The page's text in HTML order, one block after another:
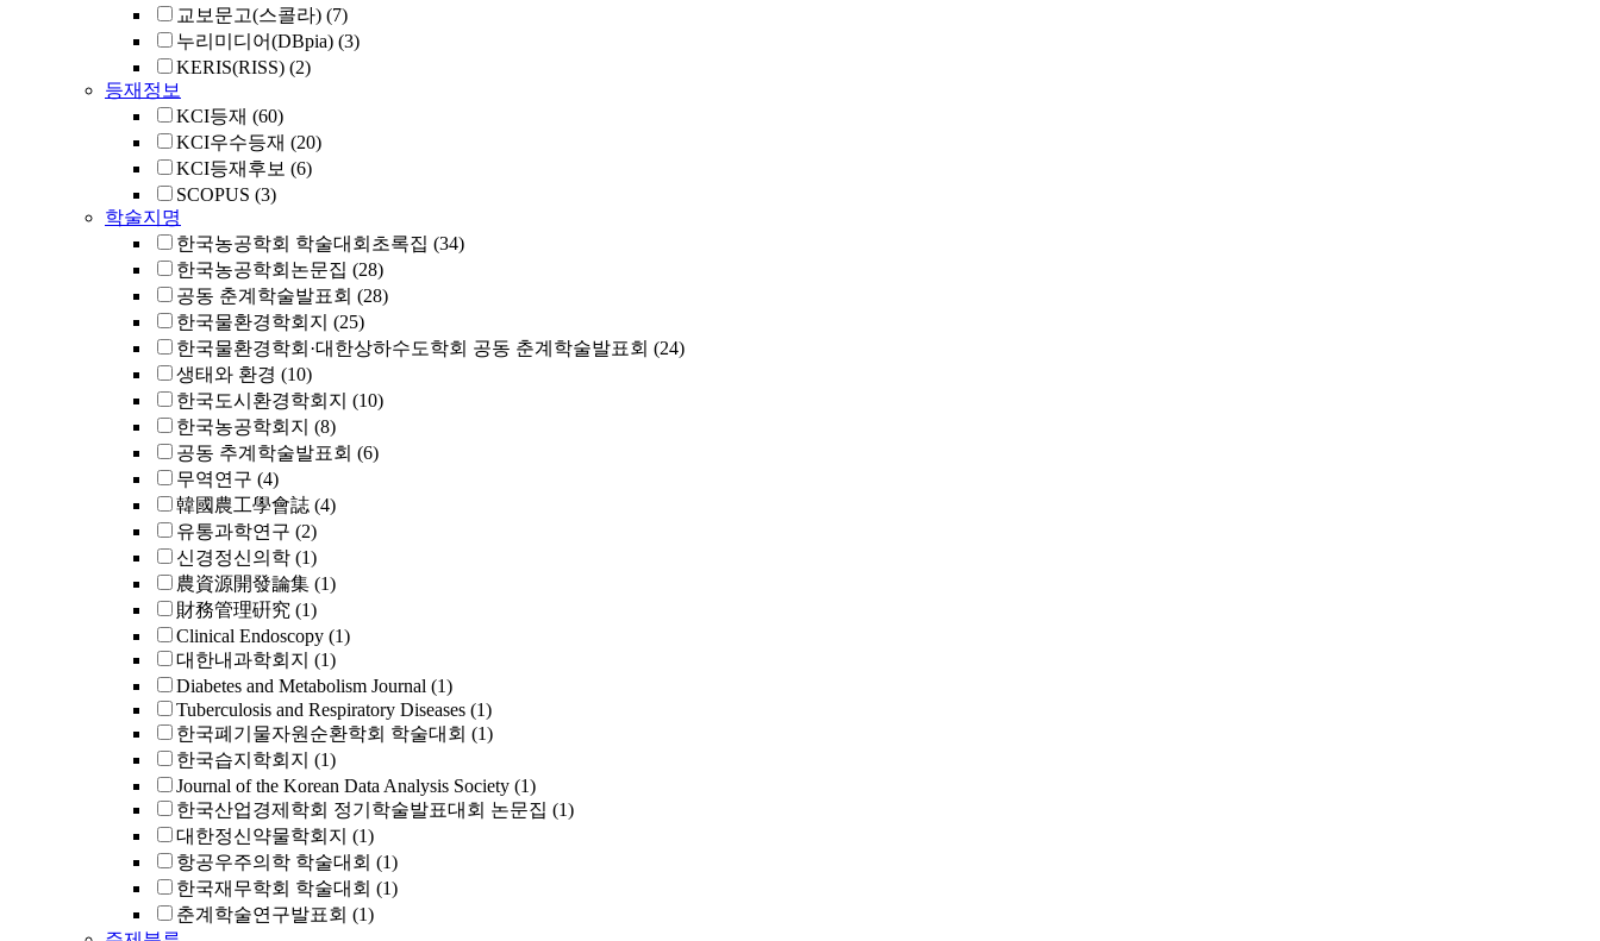
교보문고(스콜라) (7)
누리미디어(DBpia) (3)
KERIS(RISS) (2)
등재정보
KCI등재 (60)
KCI우수등재 (20)
KCI등재후보 (6)
SCOPUS (3)
학술지명
한국농공학회 학술대회초록집 (34)
한국농공학회논문집 (28)
공동 춘계학술발표회 (28)
한국물환경학회지 (25)
한국물환경학회·대한상하수도학회 공동 춘계학술발표회 (24)
생태와 환경 (10)
한국도시환경학회지 (10)
한국농공학회지 (8)
공동 추계학술발표회 (6)
무역연구 (4)
韓國農工學會誌 (4)
유통과학연구 (2)
신경정신의학 (1)
農資源開發論集 (1)
財務管理硏究 (1)
Clinical Endoscopy (1)
대한내과학회지 (1)
Diabetes and Metabolism Journal (1)
Tuberculosis and Respiratory Diseases (1)
한국폐기물자원순환학회 학술대회 (1)
한국습지학회지 (1)
Journal of the Korean Data Analysis Society (1)
한국산업경제학회 정기학술발표대회 논문집 (1)
대한정신약물학회지 (1)
항공우주의학 학술대회 (1)
한국재무학회 학술대회 (1)
춘계학술연구발표회 (1)